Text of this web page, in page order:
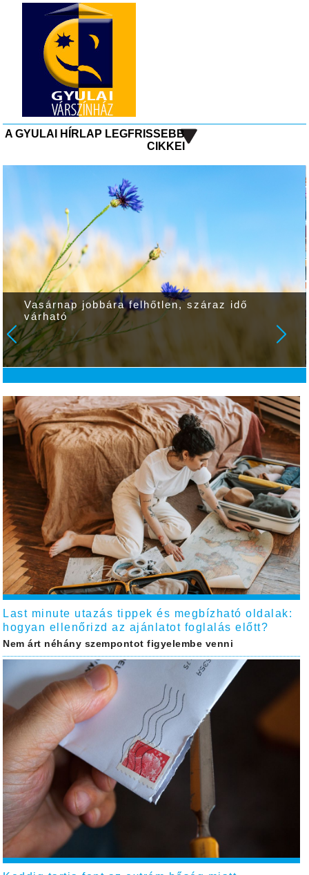
A GYULAI HÍRLAP LEGFRISSEBB
CIKKEI
Vasárnap jobbára felhőtlen, száraz idő
várható
Last minute utazás tippek és megbízható oldalak:
hogyan ellenőrizd az ajánlatot foglalás előtt?
Nem árt néhány szempontot figyelembe venni